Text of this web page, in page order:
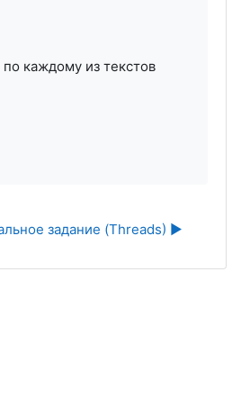
каждому из текстов
задание (Threads) ▶︎